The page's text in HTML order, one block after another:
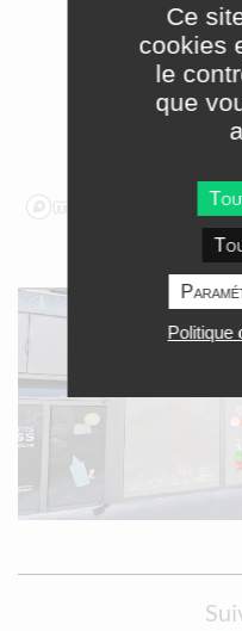
Ce
cookies
le
que
Politique